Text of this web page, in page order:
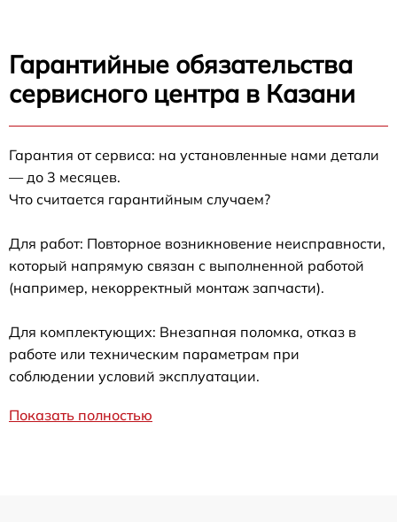
Гарантийные обязательства
сервисного центра в Казани
Гарантия от сервиса: на установленные нами детали
— до 3 месяцев.
Что считается гарантийным случаем?
Для работ: Повторное возникновение неисправности,
который напрямую связан с выполненной работой
(например, некорректный монтаж запчасти).
Для комплектующих: Внезапная поломка, отказ в
работе или техническим параметрам при
соблюдении условий эксплуатации.
Показать полностью